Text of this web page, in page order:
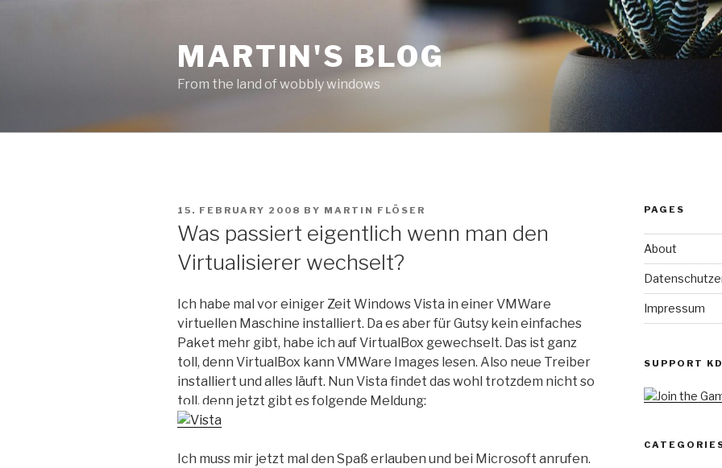
MARTIN'S BLOG
From the land of wobbly windows
POSTED
15. FEBRUARY 2008 BY MARTIN FLÖSER
Was passiert eigentlich wenn man den
Virtualisierer wechselt?
Ich habe mal vor einiger Zeit Windows Vista in einer VMWare
virtuellen Maschine installiert. Da es aber für Gutsy kein einfaches
Paket mehr gibt, habe ich auf VirtualBox gewechselt. Das ist ganz
toll, denn VirtualBox kann VMWare Images lesen. Also neue Treiber
installiert und alles läuft. Nun Vista findet das wohl trotzdem nicht so
toll, denn jetzt gibt es folgende Meldung:
Ich muss mir jetzt mal den Spaß erlauben und bei Microsoft anrufen.
PAGES
About
Impressum
SUPPORT